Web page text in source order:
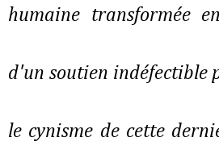
humaine transformée
d'un soutien indéfectible
le cynisme de cette